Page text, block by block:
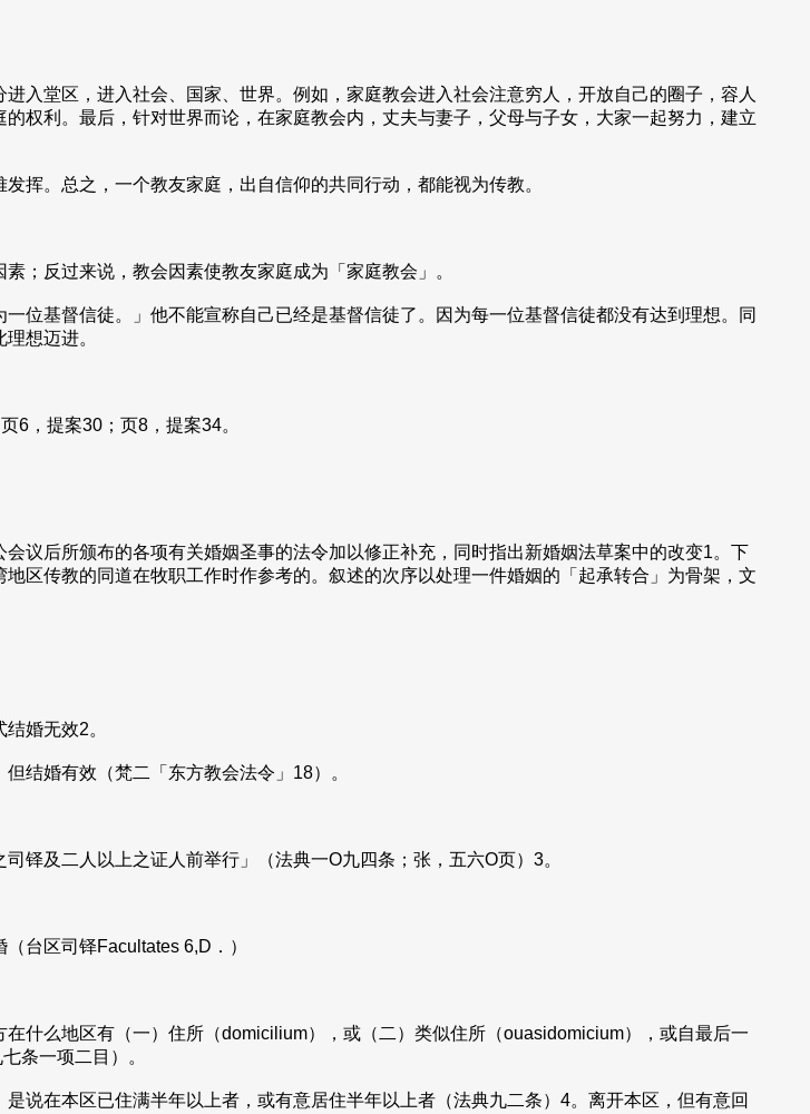
入堂区，进入社会、国家、世界。例如，家庭教会进入社会注意穷人，开放自己的圈子，容人
权利。最后，针对世界而论，在家庭教会内，丈夫与妻子，父母与子女，大家一起努力，建立
挥。总之，一个教友家庭，出自信仰的共同行动，都能视为传教。
；反过来说，教会因素使教友家庭成为「家庭教会」。
位基督信徒。」他不能宣称自己已经是基督信徒了。因为每一位基督信徒都没有达到理想。同
理想迈进。
，提案30；页8，提案34。
议后所颁布的各项有关婚姻圣事的法令加以修正补充，同时指出新婚姻法草案中的改变1。下
区传教的同道在牧职工作时作参考的。叙述的次序以处理一件婚姻的「起承转合」为骨架，文
婚无效2。
结婚有效（梵二「东方教会法令」18）。
及二人以上之证人前举行」（法典一O九四条；张，五六O页）3。
台区司铎Facultates 6,D．）
什么地区有（一）住所（domicilium），或（二）类似住所（ouasidomicium），或自最后一
条一项二目）。
说在本区已住满半年以上者，或有意居住半年以上者（法典九二条）4。离开本区，但有意回